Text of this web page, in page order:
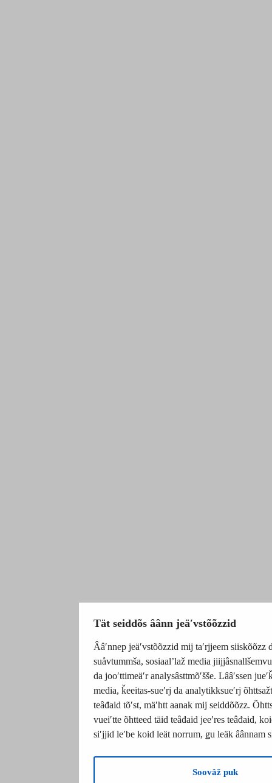
Tät seiddõs âânn jeäʹvstõõzzid
Ââʹnnep jeäʹvstõõzzid mij taʹrjjeem siiskõõzz
suåvtummša, sosiaalʼlaž media
da jooʹttimeäʹr analysâsttmõʹšše. Lââʹssen
media, ǩeeitas-sueʹrj da analytikksueʹrj
teâđaid tõʹst, mäʹhtt aanak mij seiddõõzz.
vueiʹtte õhtteed täid teâđaid jeeʹres teâđaid,
siʹjjid leʹbe koid leät norrum, ǥu leäk âânnam
Soovâž puk